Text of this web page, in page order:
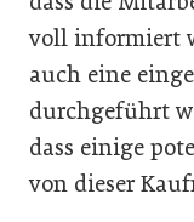
voll informiert
auch eine
durchgeführt
dass einige
von dieser